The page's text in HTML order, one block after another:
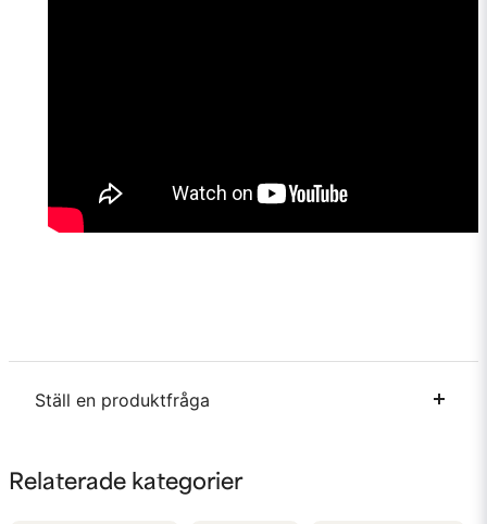
Ställ en produktfråga
Fråga oss något om denna produkten...
Relaterade kategorier